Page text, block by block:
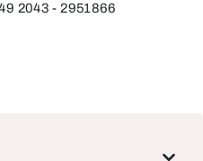
2043 - 2951866